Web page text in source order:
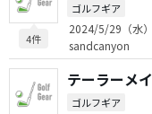
4件
ゴルフギア
2024/5/29（水
sandcanyon
テーラーメ
ゴルフギア